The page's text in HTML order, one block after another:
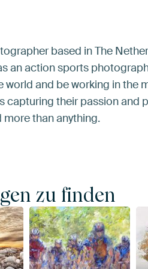
based in The
an action sports
and be working in the
capturing their passion and
than anything.
zu finden